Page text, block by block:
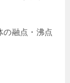
の融点・沸点